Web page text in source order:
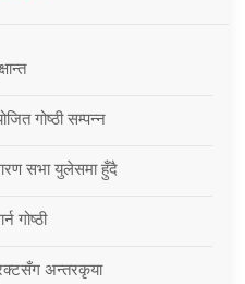
गोष्ठी सम्पन्न
सभा युलेसमा हुँदै
गोष्ठी
अन्तरकृया